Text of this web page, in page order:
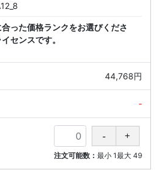
った価格ランクをお選びくださ
センスです。
44,768円
-
注文可能数： 最小 1最大 49